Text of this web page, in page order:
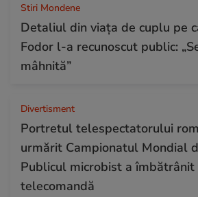
Stiri Mondene
Detaliul din viața de cuplu pe
Fodor l-a recunoscut public:
mâhnită”
Divertisment
Portretul telespectatorului
urmărit Campionatul Mondial
Publicul microbist a îmbătrânit
telecomandă